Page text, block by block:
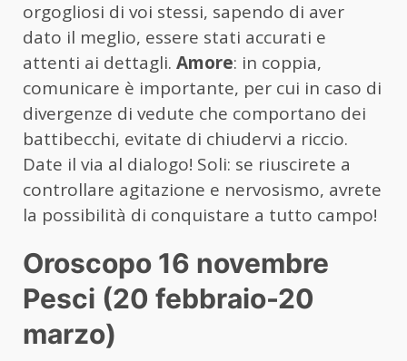
orgogliosi di voi stessi, sapendo di aver
dato il meglio, essere stati accurati e
attenti ai dettagli. Amore: in coppia,
comunicare è importante, per cui in caso di
divergenze di vedute che comportano dei
battibecchi, evitate di chiudervi a riccio.
Date il via al dialogo! Soli: se riuscirete a
controllare agitazione e nervosismo, avrete
la possibilità di conquistare a tutto campo!
Oroscopo 16 novembre
Pesci (20 febbraio-20
marzo)